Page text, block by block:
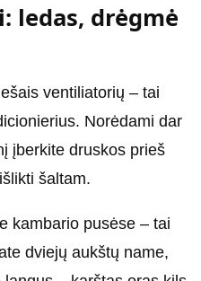
ledas, drėgmė
ventiliatorių – tai
Norėdami dar
įberkite druskos prieš
šaltam.
kambario pusėse – tai
dviejų aukštų name,